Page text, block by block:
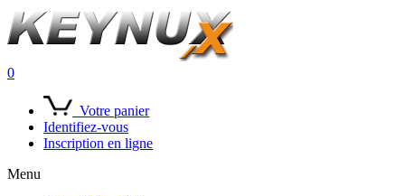
0
Votre panier
Identifiez-vous
Inscription en ligne
Menu